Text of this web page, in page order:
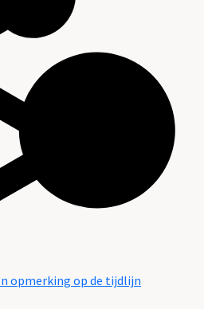
opmerking op de tijdlijn